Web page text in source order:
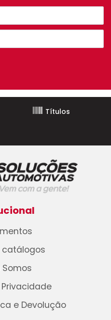
Títulos
catálogos
e Devolução